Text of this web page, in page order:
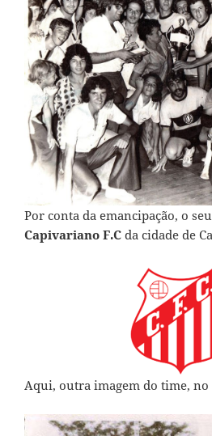
Por conta da emancipação, o
Capivariano F.C da cidade de
Aqui, outra imagem do time, no